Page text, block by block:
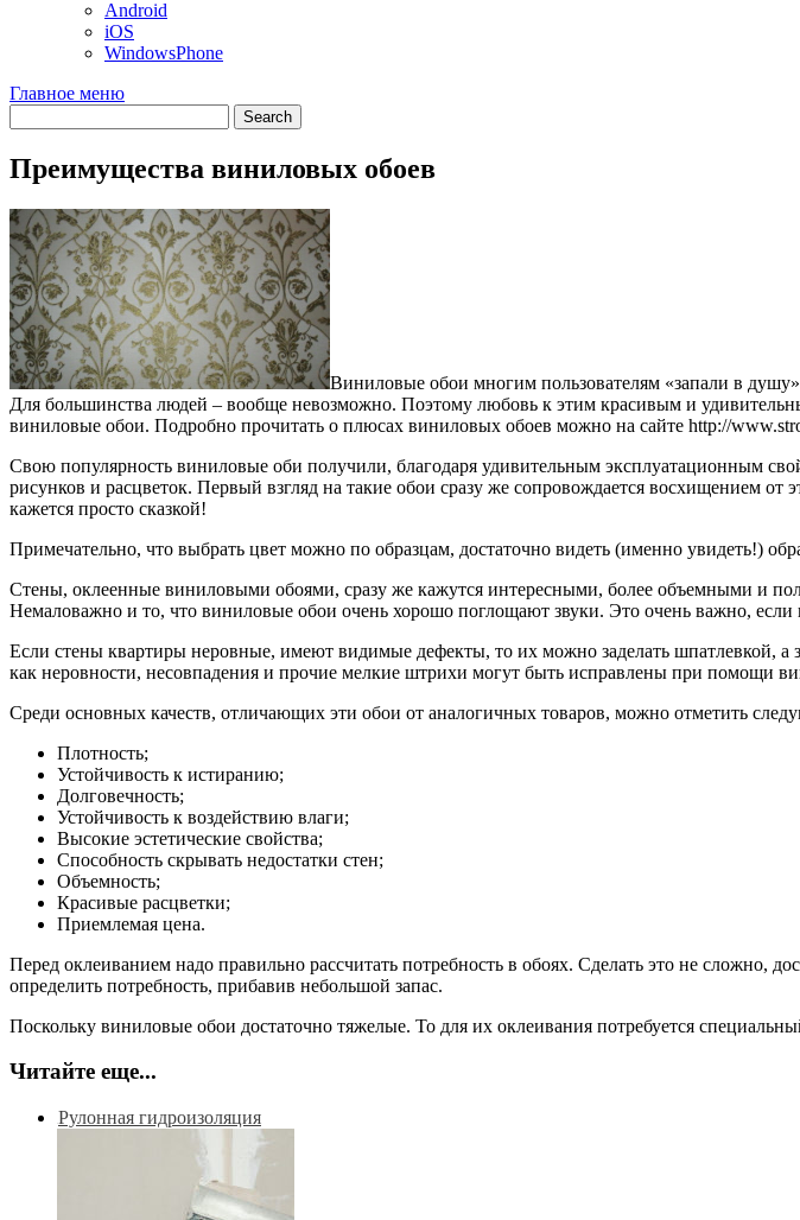
Android
iOS
WindowsPhone
Главное меню
Преимущества виниловых обоев
Виниловые обои многим пользователям «запали в
Для большинства людей – вообще невозможно. Поэтому любовь к этим красивым и
виниловые обои. Подробно прочитать о плюсах виниловых обоев можно на сайте http://
Свою популярность виниловые оби получили, благодаря удивительным эксплуатационным
рисунков и расцветок. Первый взгляд на такие обои сразу же сопровождается восхищением от
кажется просто сказкой!
Примечательно, что выбрать цвет можно по образцам, достаточно видеть (именно увидеть!)
Стены, оклеенные виниловыми обоями, сразу же кажутся интересными, более объемными и
Немаловажно и то, что виниловые обои очень хорошо поглощают звуки. Это очень важно,
Если стены квартиры неровные, имеют видимые дефекты, то их можно заделать шпатлевкой,
как неровности, несовпадения и прочие мелкие штрихи могут быть исправлены при помощи
Среди основных качеств, отличающих эти обои от аналогичных товаров, можно отметить
Плотность;
Устойчивость к истиранию;
Долговечность;
Устойчивость к воздействию влаги;
Высокие эстетические свойства;
Способность скрывать недостатки стен;
Объемность;
Красивые расцветки;
Приемлемая цена.
Перед оклеиванием надо правильно рассчитать потребность в обоях. Сделать это не сложно,
определить потребность, прибавив небольшой запас.
Поскольку виниловые обои достаточно тяжелые. То для их оклеивания потребуется
Читайте еще...
Рулонная гидроизоляция